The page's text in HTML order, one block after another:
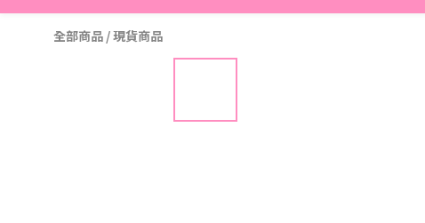
全部商品 /現貨商品